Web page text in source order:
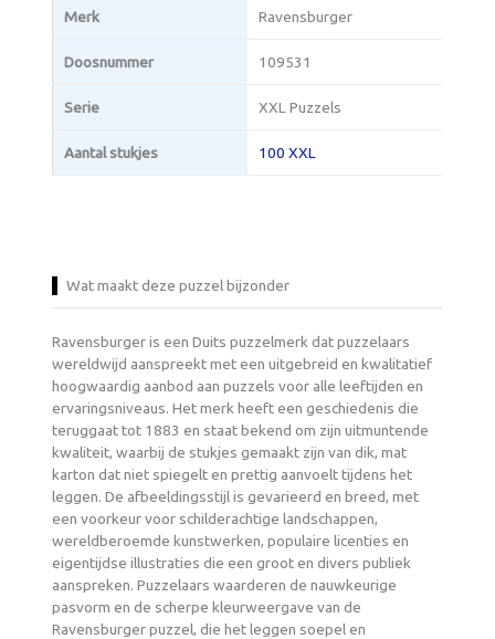
Merk Ravensburger
Doosnummer 109531
Serie XXL Puzzels
Aantal stukjes 100 XXL
Wat maakt deze puzzel bijzonder
Ravensburger is een Duits puzzelmerk dat puzzelaars
wereldwijd aanspreekt met een uitgebreid en kwalitatief
hoogwaardig aanbod aan puzzels voor alle leeftijden en
ervaringsniveaus. Het merk heeft een geschiedenis die
teruggaat tot 1883 en staat bekend om zijn uitmuntende
kwaliteit, waarbij de stukjes gemaakt zijn van dik, mat
karton dat niet spiegelt en prettig aanvoelt tijdens het
leggen. De afbeeldingsstijl is gevarieerd en breed, met
een voorkeur voor schilderachtige landschappen,
wereldberoemde kunstwerken, populaire licenties en
eigentijdse illustraties die een groot en divers publiek
aanspreken. Puzzelaars waarderen de nauwkeurige
pasvorm en de scherpe kleurweergave van de
Ravensburger puzzel, die het leggen soepel en